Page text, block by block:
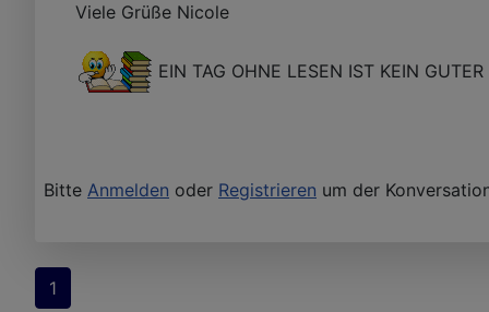
Viele Grüße Nicole
EIN TAG OHNE LESEN IST KEIN GUTER
Bitte Anmelden oder Registrieren um der
1